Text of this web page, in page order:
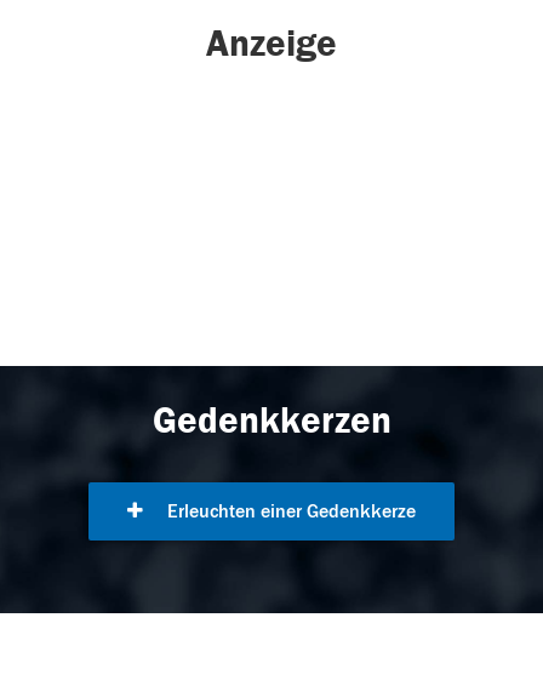
Anzeige
Gedenkkerzen
Erleuchten einer Gedenkkerze